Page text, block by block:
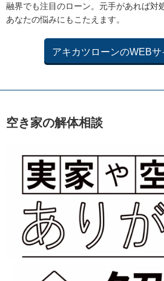
融界でも注目のローン。元手があれば対
あなたの悩みにもこたえます。
アキカツローンのWEBサ
空き家の解体相談